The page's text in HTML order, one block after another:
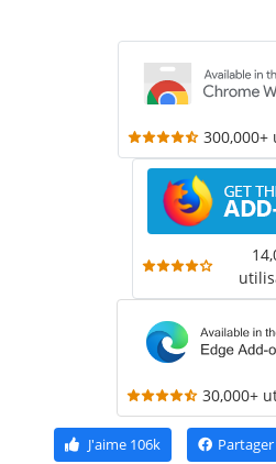
30,000+
J'aime106k Partager